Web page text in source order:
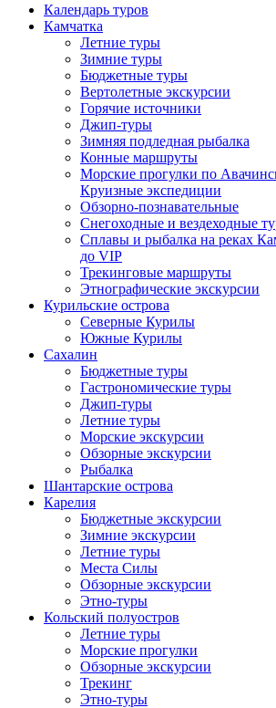
Календарь туров
Камчатка
Летние туры
Зимние туры
Бюджетные туры
Вертолетные экскурсии
Горячие источники
Джип-туры
Зимняя подледная рыбалка
Конные маршруты
Морские прогулки по
Круизные экспедиции
Обзорно-познавательные
Снегоходные и вездеходные
Сплавы и рыбалка на реках
до VIP
Трекинговые маршруты
Этнографические экскурсии
Курильские острова
Северные Курилы
Южные Курилы
Сахалин
Бюджетные туры
Гастрономические туры
Джип-туры
Летние туры
Морские экскурсии
Обзорные экскурсии
Рыбалка
Шантарские острова
Карелия
Бюджетные экскурсии
Зимние экскурсии
Летние туры
Места Силы
Обзорные экскурсии
Этно-туры
Кольский полуостров
Летние туры
Морские прогулки
Обзорные экскурсии
Трекинг
Этно-туры